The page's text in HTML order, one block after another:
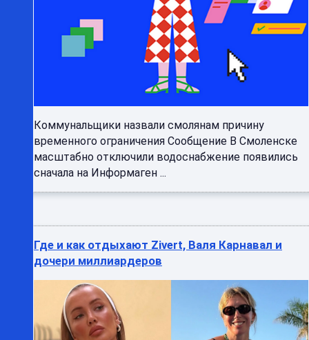
Коммунальщики назвали смолянам причину
временного ограничения Сообщение В Смоленске
масштабно отключили водоснабжение появились
сначала на Информаген ...
Где и как отдыхают Zivert, Валя Карнавал и
дочери миллиардеров